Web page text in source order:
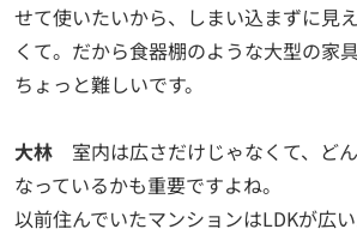
せて使いたいから、しまい込まずに見
くて。だから食器棚のような大型の家
ちょっと難しいです。
大林 室内は広さだけじゃなくて、ど
なっているかも重要ですよね。
以前住んでいたマンションはLDKが広